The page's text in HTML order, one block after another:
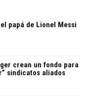
papá de Lionel Messi
crean un fondo para
sindicatos aliados